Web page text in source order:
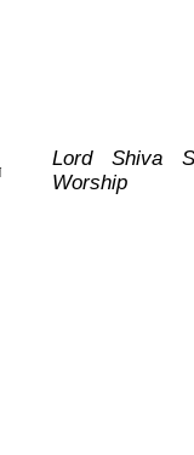
Lord Shiva
Worship